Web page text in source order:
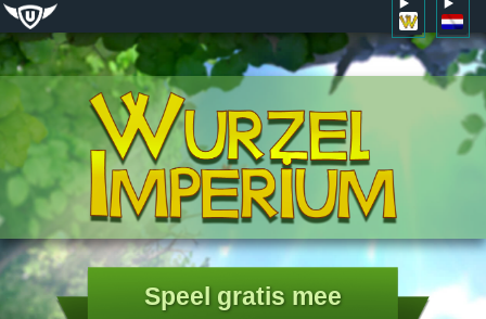
Speel gratis mee